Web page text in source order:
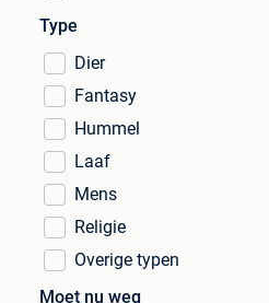
Type
Dier
Fantasy
Hummel
Laaf
Mens
Religie
Overige typen
Moet nu weg